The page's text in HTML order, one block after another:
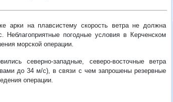
арки на плавсистему скорость ветра не должна
погодные условия в Керченском
морской операции.
северно-западные, северо-восточные ветра
до 34 м/с), в связи с чем запрошены резервные
операции.